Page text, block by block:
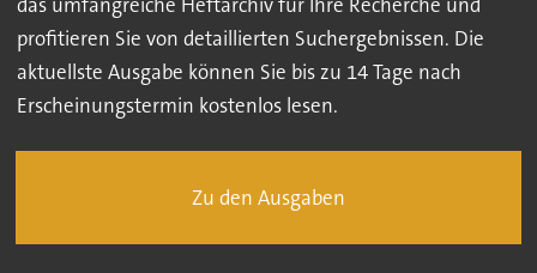
profitieren Sie von detaillierten Suchergebnissen. Die
aktuellste Ausgabe können Sie bis zu 14 Tage nach
Erscheinungstermin kostenlos lesen.
Zu den Ausgaben